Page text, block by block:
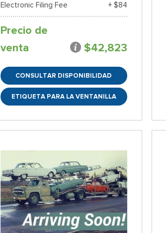
Electronic Filing Fee
+ $84
Precio de
venta
$42,823
CONSULTAR DISPONIBILIDAD
ETIQUETA PARA LA VENTANILLA